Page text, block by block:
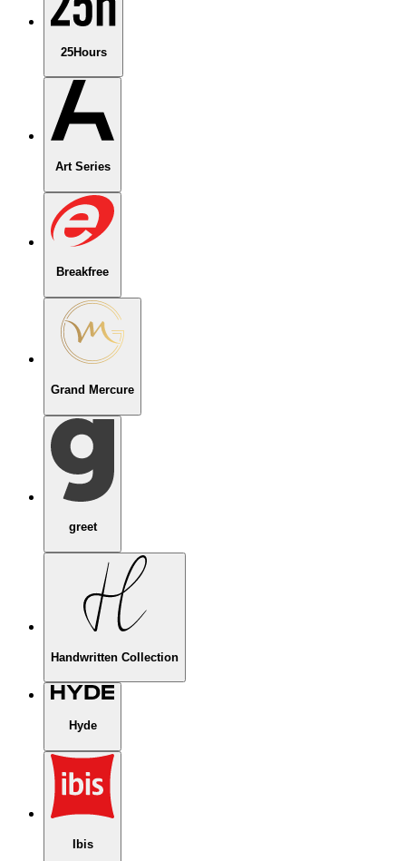
25Hours
Art Series
Breakfree
Grand Mercure
greet
Handwritten Collection
Hyde
Ibis